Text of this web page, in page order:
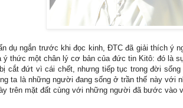
dụ ngắn trước khi đọc kinh, ĐTC đã giải thích ý
ý thức một chân lý cơ bản của đức tin Kitô: đó là
cắt đứt vì cái chết, nhưng tiếp tục trong đời
ta là những người đang sống ở trần thế này
trên mặt đất cùng với những người đã bước vào